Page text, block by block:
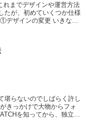
たが、初めていくつか仕様
堪らないのでしばらく許し
を知ってから、独立時